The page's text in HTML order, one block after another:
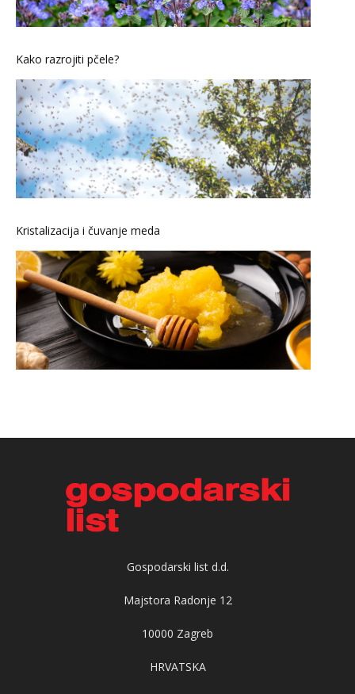
Kako razrojiti pčele?
Kristalizacija i čuvanje meda
Gospodarski list d.d.
Majstora Radonje 12
10000 Zagreb
HRVATSKA